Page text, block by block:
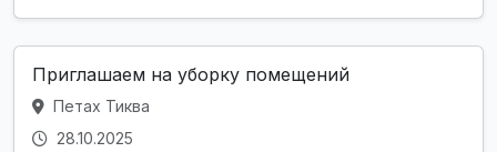
Приглашаем на уборку помещений
Петах Тиква
28.10.2025